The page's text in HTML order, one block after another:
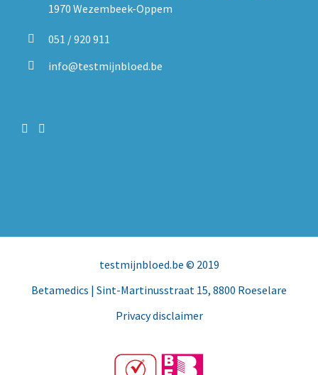
1970 Wezembeek-Oppem
051 / 920 911
info@testmijnbloed.be
testmijnbloed.be © 2019
Betamedics | Sint-Martinusstraat 15, 8800 Roeselare
Privacy disclaimer